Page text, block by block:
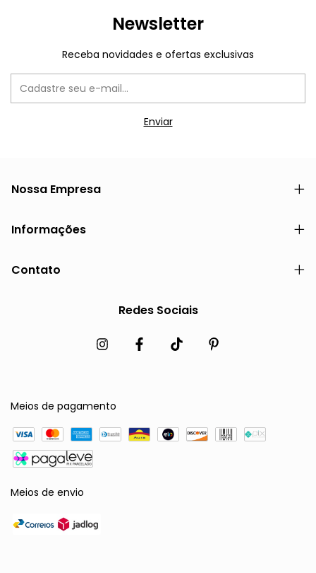
Newsletter
Receba novidades e ofertas exclusivas
Nossa Empresa
Informações
Contato
Redes Sociais
Meios de pagamento
Meios de envio